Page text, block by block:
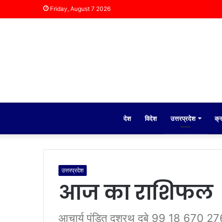
Friday, August 7 2026
देश विदेश उत्तरप्रदेश
उत्तरप्रदेश
आज का राशिफल
आचार्य पंडित दशरथ दुबे 99 18 670